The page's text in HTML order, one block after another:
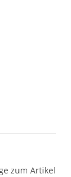
zum Artikel